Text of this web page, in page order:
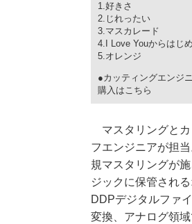
1.好きさ
2.じれったい
3.マスカレード
4.I Love Youからはじ
5.オレンジ
●カッティングエンジ
購入はこちら
マスタリングとカ
フエンジニアが担
規マスタリングが
ジックに保管され
DDPデジタルファ
変換、アナログ領